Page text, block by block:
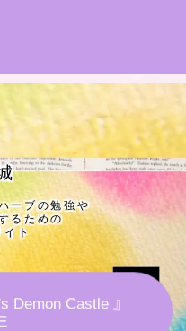
Study』
動先リンク集
ーブの勉強や
るための
イト
Demon Castle 』